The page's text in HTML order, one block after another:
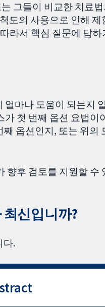
그들이 비교한 치료
도의 사용으로 인해
라서 핵심 질문에 답
마나 도움이 되는지
첫 번째 옵션 요법
옵션인지, 또는 위
향후 검토를 지원할
신입니까?
다.